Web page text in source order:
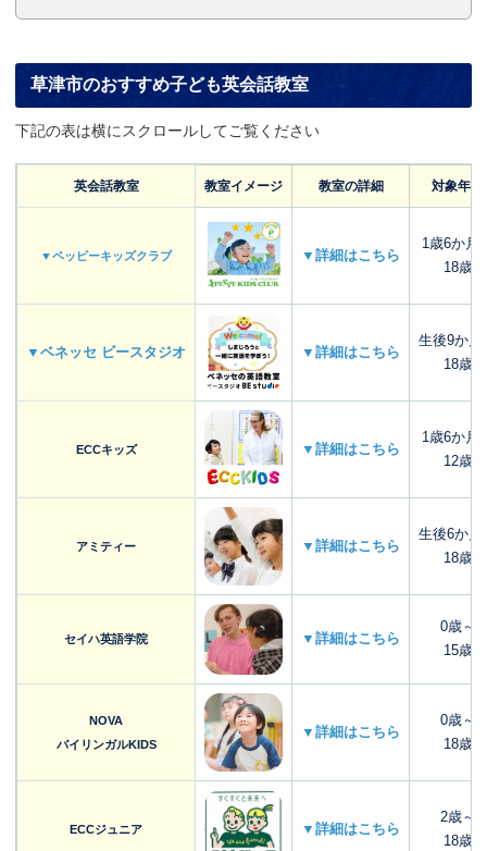
草津市のおすすめ子ども英会話教室
下記の表は横にスクロールしてご覧ください
英会話教室 教室イメージ 教室の詳細 対象年齢
▼ペッピーキッズクラブ ▼詳細はこちら
1歳6か月
18歳
▼ベネッセ ビースタジオ ▼詳細はこちら
生後9か月
18歳
ECCキッズ ▼詳細はこちら
1歳6か月
12歳
アミティー ▼詳細はこちら
生後6か月
18歳
セイハ英語学院 ▼詳細はこちら
0歳～
15歳
NOVA
バイリンガルKIDS
▼詳細はこちら
0歳～
18歳
ECCジュニア ▼詳細はこちら
2歳～
18歳